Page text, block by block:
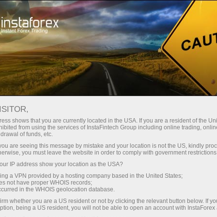
Трейдерам Форекс аналитика
Форекс ТВ
Форекс-ТВ: календарь
Календарь трейдера на 28 марта: В
тарифной игре Трампа победителей не
будет? (oz)
очиш
shows that you are currently located in the USA. If you are a resident of the
from using the services of InstaFintech Group including online trading,
of funds, etc.
are seeing this message by mistake and your location is not the US, kindly
you must leave the website in order to comply with government
IP address show your location as the USA?
a VPN provided by a hosting company based in the United States;
not have proper WHOIS records;
in the WHOIS geolocation database.
whether you are a US resident or not by clicking the relevant button below. If
being a US resident, you will not be able to open an account with InstaForex